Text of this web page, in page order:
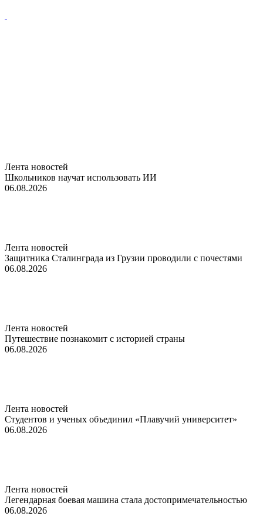
Лента новостей
Школьников научат использовать ИИ
06.08.2026
Лента новостей
Защитника Сталинграда из Грузии проводили с почестями
06.08.2026
Лента новостей
Путешествие познакомит с историей страны
06.08.2026
Лента новостей
Студентов и ученых объединил «Плавучий университет»
06.08.2026
Лента новостей
Легендарная боевая машина стала достопримечательностью
06.08.2026